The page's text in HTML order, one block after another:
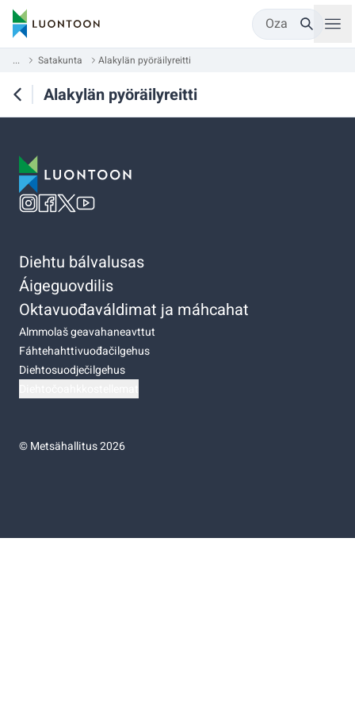
Oza
... Satakunta Alakylän pyöräilyreitti
Alakylän pyöräilyreitti
Diehtu bálvalusas
Áigeguovdilis
Oktavuođaváldimat ja máhcahat
Almmolaš geavahaneavttut
Fáhtehahttivuođačilgehus
Diehtosuodječilgehus
©Metsähallitus 2026